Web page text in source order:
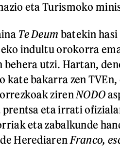
eta Turismoko
Te Deum batekin
indultu orokorra
behera utzi. Hartan,
kate bakarra zen
ziren NODO
prentsa eta irrati
eta zabalkunde
de Herediaren Franco,